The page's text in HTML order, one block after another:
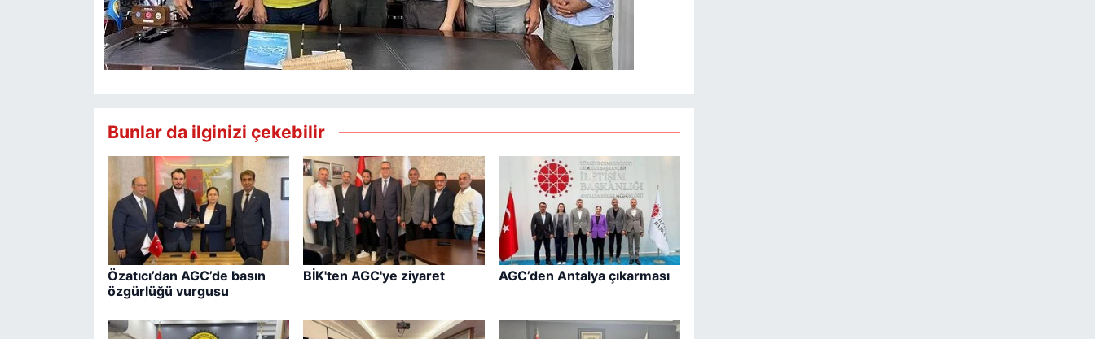
Bunlar da ilginizi çekebilir
Özatıcı’dan AGC’de basın
özgürlüğü vurgusu
BİK'ten AGC'ye ziyaret AGC’den Antalya çıkarması